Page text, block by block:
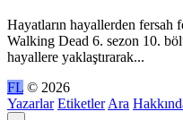
Hayatların hayallerden fersah
Walking Dead 6. sezon 10.
hayallere yaklaştırarak...
FL © 2026
Yazarlar Etiketler Ara